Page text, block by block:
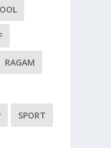
RAGAM
SPORT